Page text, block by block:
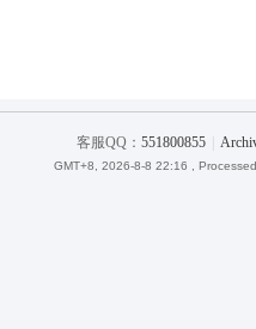
客服QQ： 551800855
GMT+8, 2026-8-8 22:16 ,